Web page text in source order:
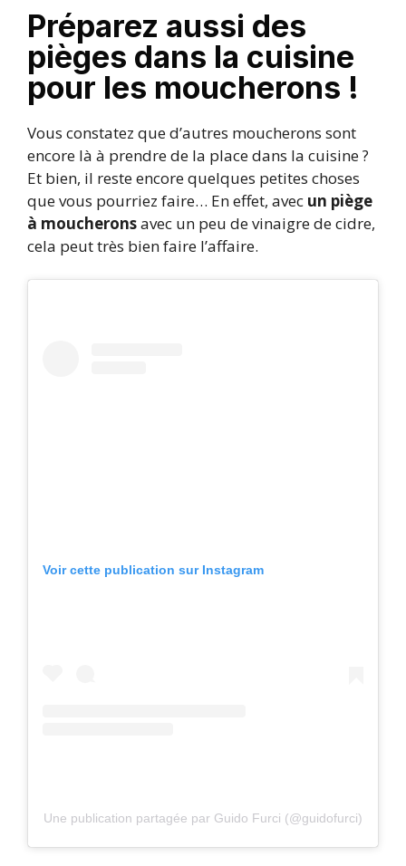
Préparez aussi des
pièges dans la cuisine
pour les moucherons !
Vous constatez que d’autres moucherons sont
encore là à prendre de la place dans la cuisine ?
Et bien, il reste encore quelques petites choses
que vous pourriez faire… En effet, avec un piège
à moucheronsavec un peu de vinaigre de cidre,
cela peut très bien faire l’affaire.
Voir cette publication sur Instagram
Une publication partagée par Guido Furci (@guidofurci)